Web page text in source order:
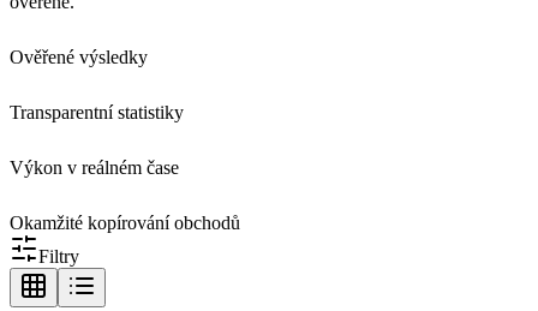
Ověřené výsledky
Transparentní statistiky
Výkon v reálném čase
Okamžité kopírování obchodů
Filtry